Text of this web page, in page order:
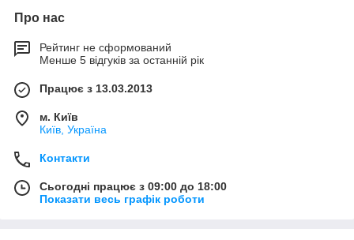
Про нас
Рейтинг не сформований
Менше 5 відгуків за останній рік
Працює з 13.03.2013
м. Київ
Київ, Україна
Контакти
Сьогодні працює з 09:00 до 18:00
Показати весь графік роботи